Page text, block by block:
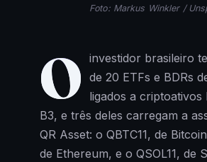
Foto: Markus Winkler /
O investidor brasileiro
de 20 ETFs e BDRs
ligados a criptoativos
B3, e três deles carregam a
QR Asset: o QBTC11, de
de Ethereum, e o QSOL11, de